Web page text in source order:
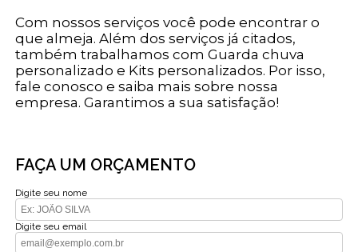
Com nossos serviços você pode encontrar o
que almeja. Além dos serviços já citados,
também trabalhamos com Guarda chuva
personalizado e Kits personalizados. Por isso,
fale conosco e saiba mais sobre nossa
empresa. Garantimos a sua satisfação!
FAÇA UM ORÇAMENTO
Digite seu nome
Digite seu email